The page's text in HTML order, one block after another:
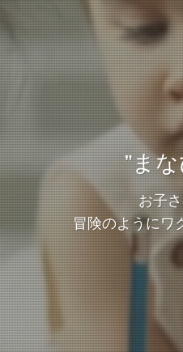
”ま
お子
冒険のようにワ